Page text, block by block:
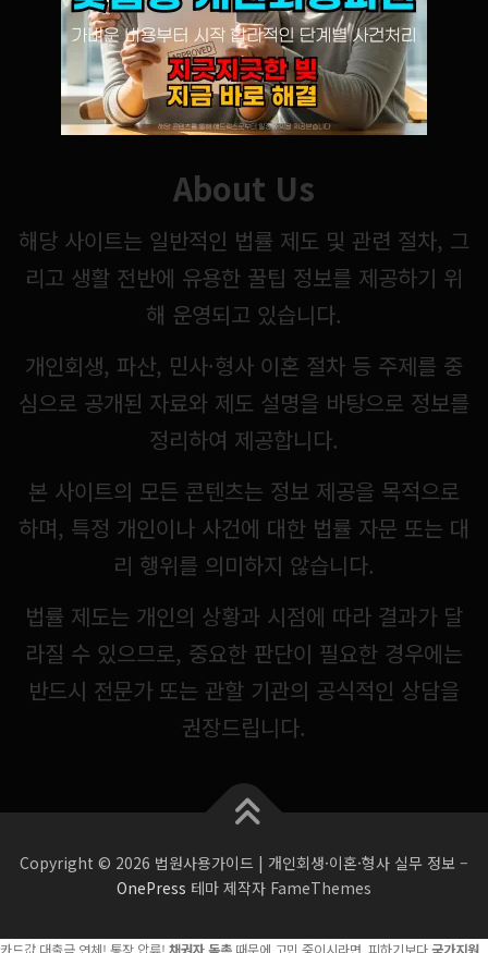
About Us
해당 사이트는 일반적인 법률 제도 및 관련 절차, 그
리고 생활 전반에 유용한 꿀팁 정보를 제공하기 위
해 운영되고 있습니다.
개인회생, 파산, 민사·형사 이혼 절차 등 주제를 중
심으로 공개된 자료와 제도 설명을 바탕으로 정보를
정리하여 제공합니다.
본 사이트의 모든 콘텐츠는 정보 제공을 목적으로
하며, 특정 개인이나 사건에 대한 법률 자문 또는 대
리 행위를 의미하지 않습니다.
법률 제도는 개인의 상황과 시점에 따라 결과가 달
라질 수 있으므로, 중요한 판단이 필요한 경우에는
반드시 전문가 또는 관할 기관의 공식적인 상담을
권장드립니다.
Copyright © 2026 법원사용가이드 | 개인회생·이혼·형사 실무 정보 –
OnePress 테마 제작자 FameThemes